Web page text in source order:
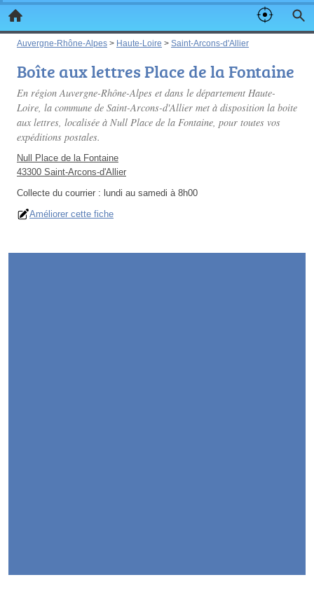
Auvergne-Rhône-Alpes > Haute-Loire > Saint-Arcons-d'Allier
Boîte aux lettres Place de la Fontaine
En région Auvergne-Rhône-Alpes et dans le département Haute-
Loire, la commune de Saint-Arcons-d'Allier met à disposition la boite
aux lettres, localisée à Null Place de la Fontaine, pour toutes vos
expéditions postales.
Null Place de la Fontaine
43300 Saint-Arcons-d'Allier
Collecte du courrier : lundi au samedi à 8h00
Améliorer cette fiche